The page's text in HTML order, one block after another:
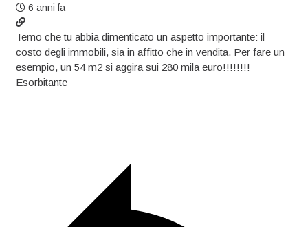
6 anni fa
Temo che tu abbia dimenticato un aspetto importante: il
costo degli immobili, sia in affitto che in vendita. Per fare un
esempio, un 54 m2 si aggira sui 280 mila euro!!!!!!!!
Esorbitante